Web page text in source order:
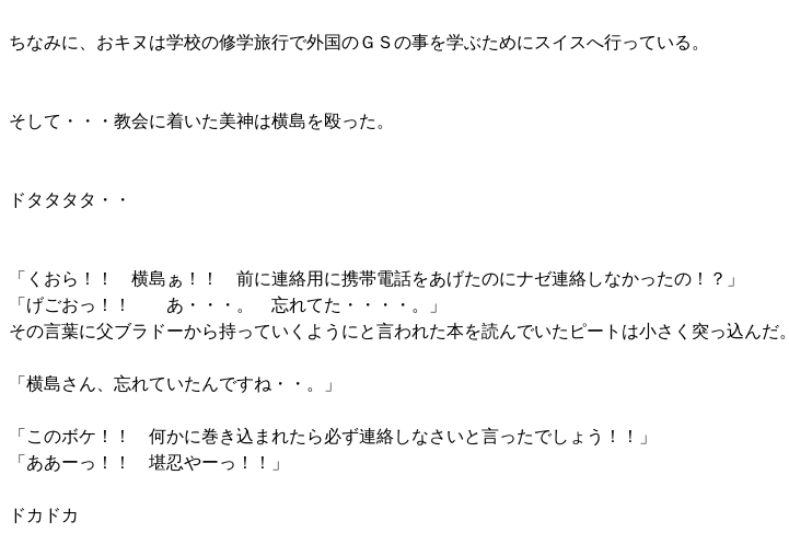
ちなみに、おキヌは学校の修学旅行で外国のＧＳの事を学ぶためにスイスへ行っている。
そして・・・教会に着いた美神は横島を殴った。
ドタタタタ・・
「くおら！！ 横島ぁ！！ 前に連絡用に携帯電話をあげたのにナゼ連絡しなかったの！？」
「げごおっ！！ あ・・・。 忘れてた・・・・。」
その言葉に父ブラドーから持っていくようにと言われた本を読んでいたピートは小さく突っ込んだ。
「横島さん、忘れていたんですね・・。」
「このボケ！！ 何かに巻き込まれたら必ず連絡しなさいと言ったでしょう！！」
「ああーっ！！ 堪忍やーっ！！」
ドカドカ